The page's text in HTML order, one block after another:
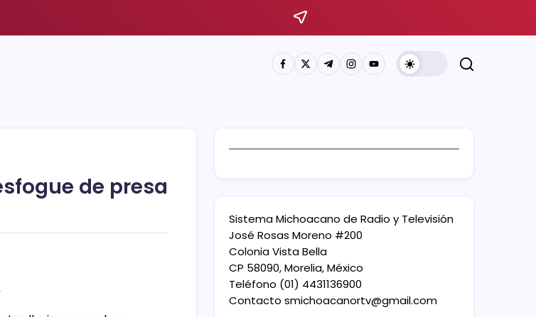
de presa
Sistema Michoacano de Radio y Televisión
José Rosas Moreno #200
Colonia Vista Bella
CP 58090, Morelia, México
Teléfono (01) 4431136900
Contacto smichoacanortv@gmail.com